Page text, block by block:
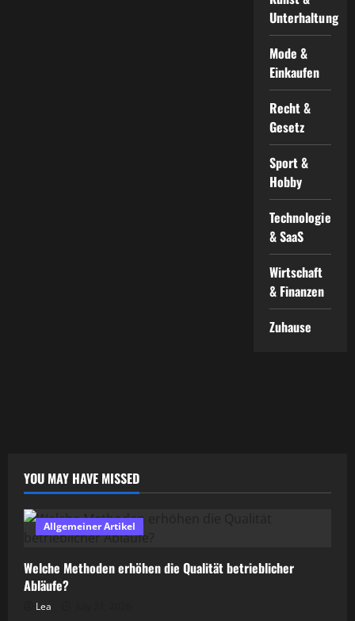
Unterhaltung
Mode &
Einkaufen
Recht &
Gesetz
Sport &
Hobby
Technologie
& SaaS
Wirtschaft
& Finanzen
Zuhause
YOU MAY HAVE MISSED
Allgemeiner Artikel
Welche Methoden erhöhen die Qualität betrieblicher
Abläufe?
LeaAllgemeiner Artikel